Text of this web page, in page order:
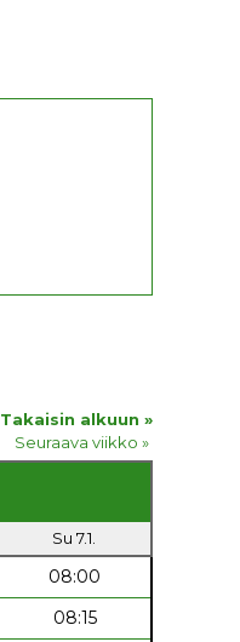
Takaisin alkuun »
Seuraava viikko »
Su 7.1.
08:00
08:15